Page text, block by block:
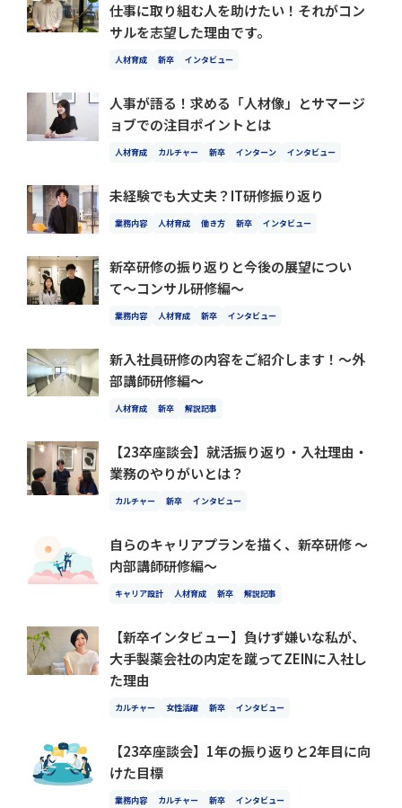
仕事に取り組む人を助けたい！それがコン
サルを志望した理由です。
人材育成 新卒 インタビュー
人事が語る！求める「人材像」とサマージ
ョブでの注目ポイントとは
人材育成 カルチャー 新卒 インターン インタビュー
未経験でも大丈夫？IT研修振り返り
業務内容 人材育成 働き方 新卒 インタビュー
新卒研修の振り返りと今後の展望につい
て〜コンサル研修編〜
業務内容 人材育成 新卒 インタビュー
新入社員研修の内容をご紹介します！〜外
部講師研修編〜
人材育成 新卒 解説記事
【23卒座談会】就活振り返り・入社理由・
業務のやりがいとは？
カルチャー 新卒 インタビュー
自らのキャリアプランを描く、新卒研修 〜
内部講師研修編〜
キャリア設計 人材育成 新卒 解説記事
【新卒インタビュー】負けず嫌いな私が、
大手製薬会社の内定を蹴ってZEINに入社し
た理由
カルチャー 女性活躍 新卒 インタビュー
【23卒座談会】1年の振り返りと2年目に向
けた目標
業務内容 カルチャー 新卒 インタビュー